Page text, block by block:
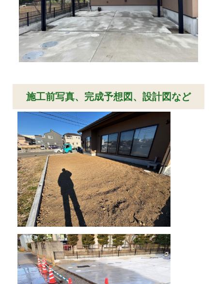
施工前写真、完成予想図、設計図など